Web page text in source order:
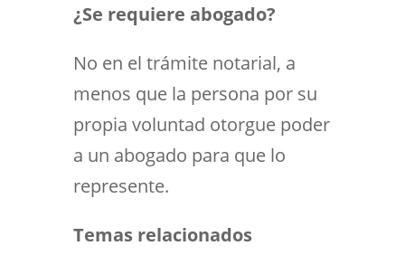
¿Se requiere abogado?
No en el trámite notarial, a
menos que la persona por su
propia voluntad otorgue poder
a un abogado para que lo
represente.
Temas relacionados